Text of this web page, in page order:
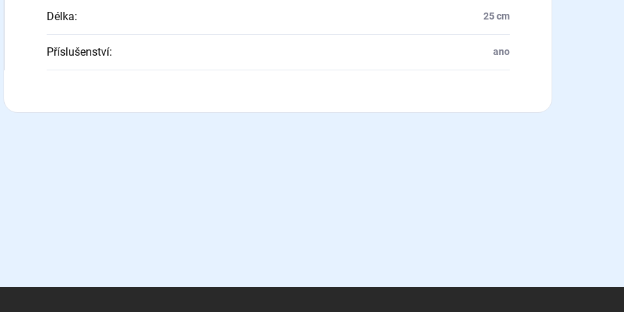
Délka: 25 cm
Příslušenství: ano